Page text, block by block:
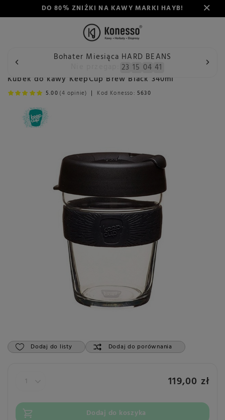
DO 80% ZNIŻKI NA KAWY MARKI HAYB!
Bohater Miesiąca HARD BEANS
23 15 04 40
Wstecz Konesso Akcesoria Rodzaj Kubki i łyżeczki
Kubek do kawy KeepCup Brew Black 340ml
5.00 (4 opinie) Kod Konesso: 5630
Dodaj do listy Dodaj do porównania
119,00 zł
Dodaj do koszyka